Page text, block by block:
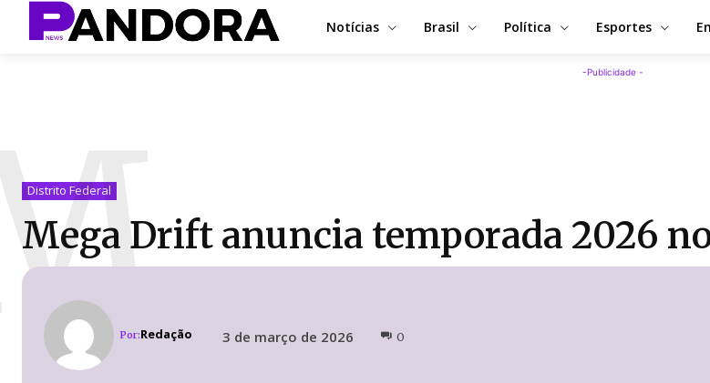
Notícias Brasil Política Esportes
-Publicidade -
Distrito Federal
Mega Drift anuncia temporada 2026
Por:Redação 3 de março de 2026 0